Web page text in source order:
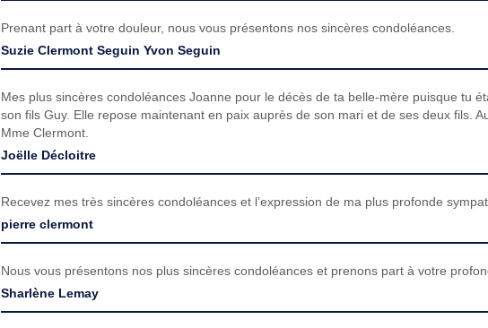
Prenant part à votre douleur, nous vous présentons nos sincères condoléances.
Suzie Clermont Seguin Yvon Seguin
Mes plus sincères condoléances Joanne pour le décès de ta belle-mère puisque tu
son fils Guy. Elle repose maintenant en paix auprès de son mari et de ses deux fils.
Mme Clermont.
Joëlle Décloitre
Recevez mes très sincères condoléances et l’expression de ma plus profonde
pierre clermont
Nous vous présentons nos plus sincères condoléances et prenons part à votre
Sharlène Lemay